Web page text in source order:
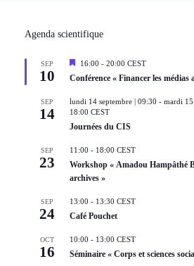
Agenda scientifique
SEP
10
M
s
n
a
v
n
16:00 - 20:00 CEST
Conférence « Financer les médias
SEP
14
lundi 14 septembre | 09:30 - mardi 15
18:00 CEST
Journées du CIS
SEP
23
11:00 - 18:00 CEST
Workshop « Amadou Hampâthé
archives »
SEP
24
13:00 - 13:30 CEST
Café Pouchet
OCT
16
10:00 - 13:00 CEST
Séminaire « Corps et sciences